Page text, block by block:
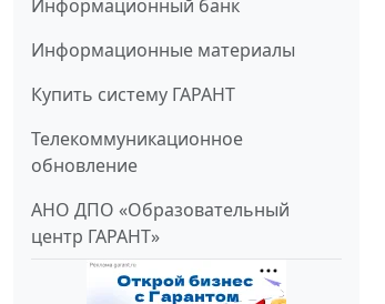
Информационный банк
Информационные материалы
Купить систему ГАРАНТ
Телекоммуникационное
обновление
АНО ДПО «Образовательный
центр ГАРАНТ»